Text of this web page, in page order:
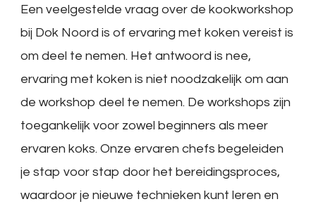
Een veelgestelde vraag over de kookworkshop
bij Dok Noord is of ervaring met koken vereist is
om deel te nemen. Het antwoord is nee,
ervaring met koken is niet noodzakelijk om aan
de workshop deel te nemen. De workshops zijn
toegankelijk voor zowel beginners als meer
ervaren koks. Onze ervaren chefs begeleiden
je stap voor stap door het bereidingsproces,
waardoor je nieuwe technieken kunt leren en